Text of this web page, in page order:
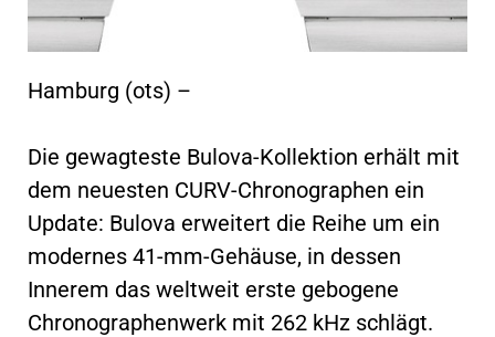
Hamburg (ots) –
Die gewagteste Bulova-Kollektion erhält mit
dem neuesten CURV-Chronographen ein
Update: Bulova erweitert die Reihe um ein
modernes 41-mm-Gehäuse, in dessen
Innerem das weltweit erste gebogene
Chronographenwerk mit 262 kHz schlägt.